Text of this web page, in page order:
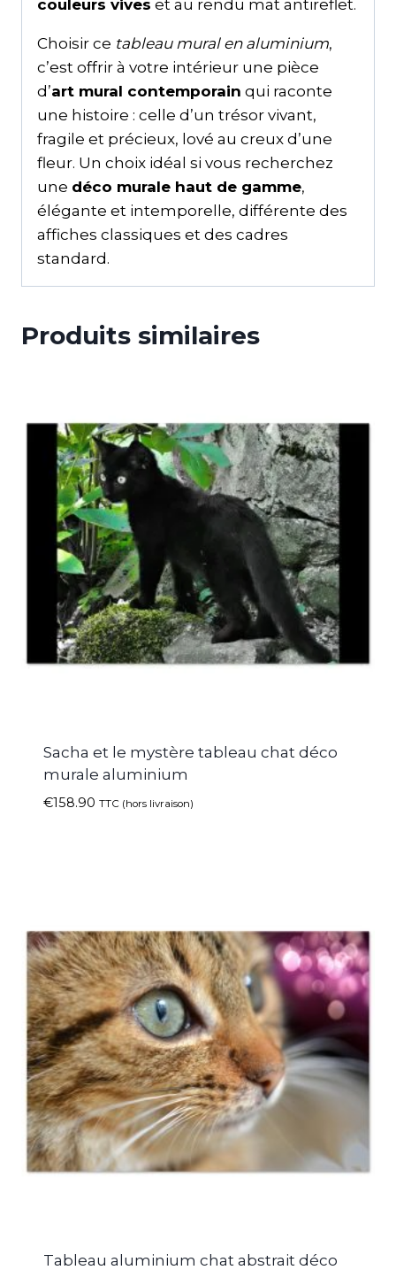
couleurs vives et au rendu mat antireflet.
Choisir ce tableau mural en aluminium,
c’est offrir à votre intérieur une pièce
d’art mural contemporain qui raconte
une histoire : celle d’un trésor vivant,
fragile et précieux, lové au creux d’une
fleur. Un choix idéal si vous recherchez
une déco murale haut de gamme,
élégante et intemporelle, différente des
affiches classiques et des cadres
standard.
Produits similaires
Sacha et le mystère tableau chat déco
murale aluminium
€158.90 TTC (hors livraison)
Tableau aluminium chat abstrait déco